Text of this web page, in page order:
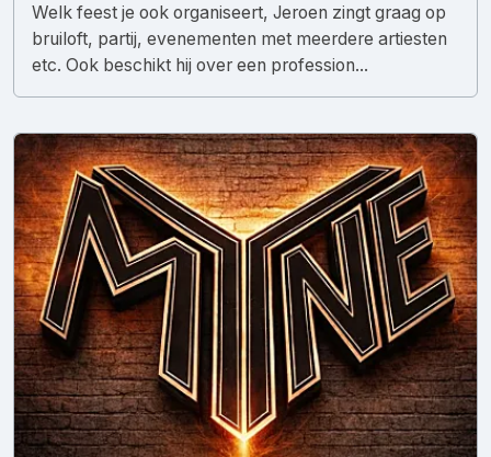
Welk feest je ook organiseert, Jeroen zingt graag op
bruiloft, partij, evenementen met meerdere artiesten
etc. Ook beschikt hij over een profession...